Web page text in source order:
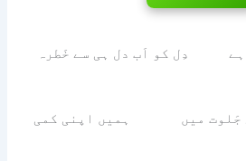
ہے دِل کو اَب دل ہی سے خَطرہ
کی جَلوت میں ہمیں اپنی کمی